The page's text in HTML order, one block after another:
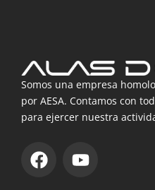
Somos una empresa
por AESA. Contamos con
para ejercer nuestra
F
a
Y
o